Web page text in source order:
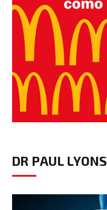
DR PAUL LYONS